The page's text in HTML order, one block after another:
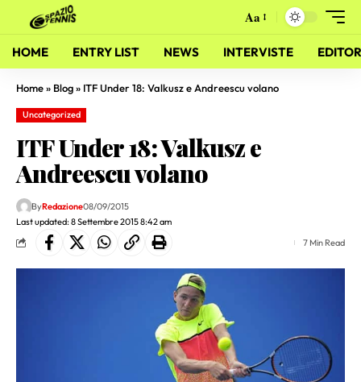
Aa
HOME ENTRY LIST NEWS INTERVISTE
Home» Blog» ITF Under 18: Valkusz e Andreescu volano
Uncategorized
ITF Under 18: Valkusz e
Andreescu volano
Last updated: 8 Settembre 2015 8:42 am
ByRedazione08/09/2015
7 Min Read